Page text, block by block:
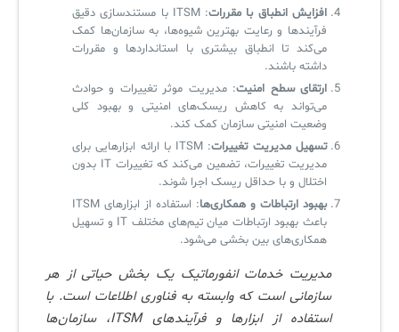
افزایش انطباق با مقررات
: ITSM با مستندسازی دقیق
فرآیندها و رعایت بهترین شیوه‌ها، به سازمان‌ها کمک
می‌کند تا انطباق بیشتری با استانداردها و مقررات
داشته باشند.
ارتقای سطح امنیت: مدیریت موثر تغییرات و حوادث
می‌تواند به کاهش ریسک‌های امنیتی و بهبود کلی
وضعیت امنیتی سازمان کمک کند.
تسهیل مدیریت تغییرات
: ITSM با ارائه ابزارهایی برای
مدیریت تغییرات، تضمین می‌کند که تغییرات IT بدون
اختلال و با حداقل ریسک اجرا شوند.
بهبود ارتباطات و همکاری‌ها
: استفاده از ابزارهای ITSM
باعث بهبود ارتباطات میان تیم‌های مختلف IT و تسهیل
همکاری‌های بین بخشی می‌شود.
مدیریت خدمات انفورماتیک یک بخش حیاتی از هر
سازمانی است که وابسته به فناوری اطلاعات است. با
استفاده از ابزارها و فرآیندهای ITSM، سازمان‌ها
سامانه مدیریت دسترسی ممتاز
سامانه مدیریت و مانیتورینگ شبکه
سامانه آزمون آنلاین